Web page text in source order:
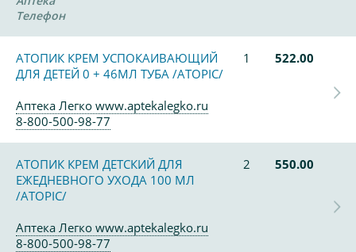
Телефон
АТОПИК КРЕМ УСПОКАИВАЮЩИЙ
ДЛЯ ДЕТЕЙ 0 + 46МЛ ТУБА /ATOPIC/
1 522.00
Аптека Легко www.aptekalegko.ru
8-800-500-98-77
АТОПИК КРЕМ ДЕТСКИЙ ДЛЯ
ЕЖЕДНЕВНОГО УХОДА 100 МЛ
/ATOPIC/
2 550.00
Аптека Легко www.aptekalegko.ru
8-800-500-98-77